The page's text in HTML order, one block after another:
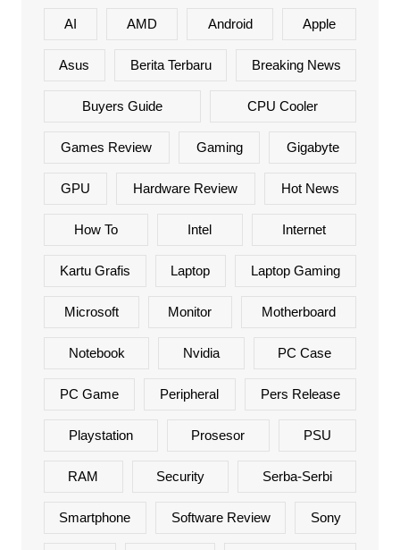
AI AMD Android Apple
Asus Berita Terbaru Breaking News
Buyers Guide CPU Cooler
Games Review Gaming Gigabyte
GPU Hardware Review Hot News
How To Intel Internet
Kartu Grafis Laptop Laptop Gaming
Microsoft Monitor Motherboard
Notebook Nvidia PC Case
PC Game Peripheral Pers Release
Playstation Prosesor PSU
RAM Security Serba-Serbi
Smartphone Software Review Sony